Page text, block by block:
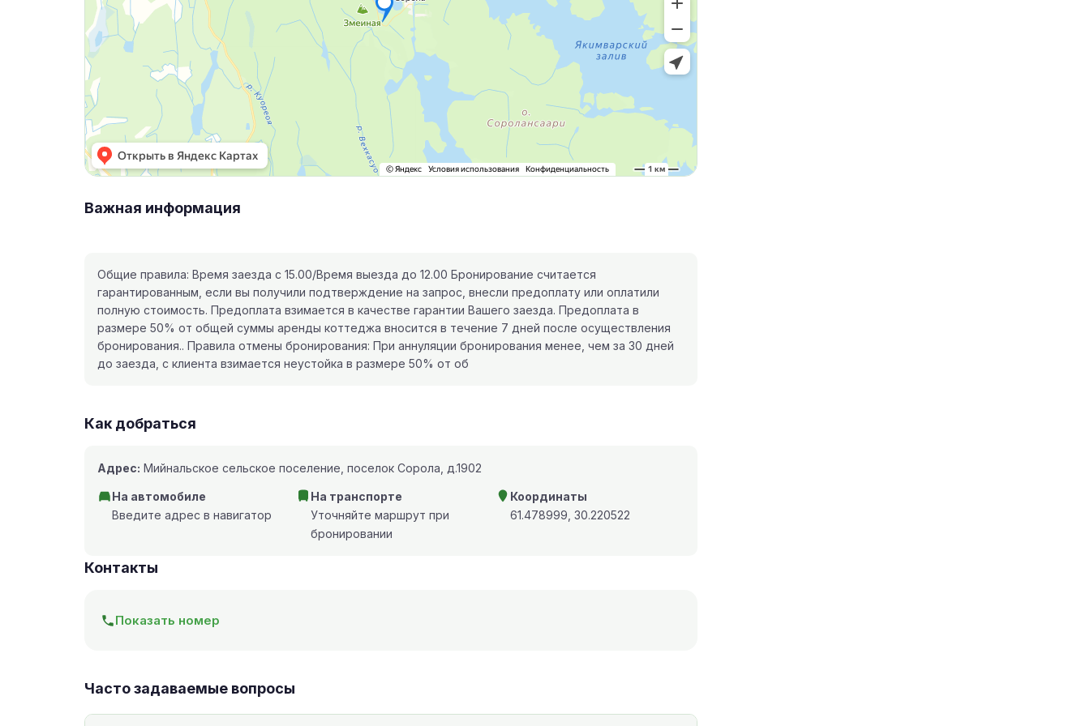
Важная информация
Общие правила: Время заезда с 15.00/Время выезда до 12.00 Бронирование считается
гарантированным, если вы получили подтверждение на запрос, внесли предоплату или оплатили
полную стоимость. Предоплата взимается в качестве гарантии Вашего заезда. Предоплата в
размере 50% от общей суммы аренды коттеджа вносится в течение 7 дней после осуществления
бронирования.. Правила отмены бронирования: При аннуляции бронирования менее, чем за 30 дней
до заезда, с клиента взимается неустойка в размере 50% от об
Как добраться
Адрес: Мийнальское сельское поселение, поселок Сорола, д.1902
На автомобиле
Введите адрес в навигатор
На транспорте
Уточняйте маршрут при
бронировании
Координаты
61.478999, 30.220522
Контакты
Показать номер
Часто задаваемые вопросы